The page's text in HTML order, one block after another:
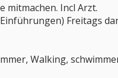
mitmachen. Incl Arzt.
Freitags
Walking,